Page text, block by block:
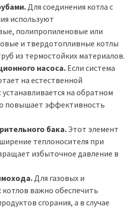
Для соединения котла с
используют
полипропиленовые или
и твердотопливные котлы
из термостойких материалов.
насоса.Если система
на естественной
на обратном
повышает эффективность
бака.Этот элемент
теплоносителя при
избыточное давление в
Для газовых и
важно обеспечить
сгорания, а в случае